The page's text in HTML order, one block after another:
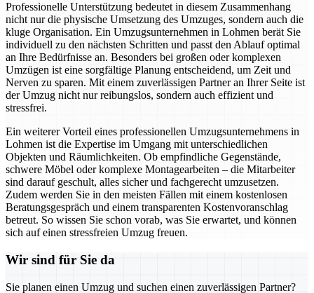
Professionelle Unterstützung bedeutet in diesem Zusammenhang
nicht nur die physische Umsetzung des Umzuges, sondern auch die
kluge Organisation. Ein Umzugsunternehmen in Lohmen berät Sie
individuell zu den nächsten Schritten und passt den Ablauf optimal
an Ihre Bedürfnisse an. Besonders bei großen oder komplexen
Umzügen ist eine sorgfältige Planung entscheidend, um Zeit und
Nerven zu sparen. Mit einem zuverlässigen Partner an Ihrer Seite ist
der Umzug nicht nur reibungslos, sondern auch effizient und
stressfrei.
Ein weiterer Vorteil eines professionellen Umzugsunternehmens in
Lohmen ist die Expertise im Umgang mit unterschiedlichen
Objekten und Räumlichkeiten. Ob empfindliche Gegenstände,
schwere Möbel oder komplexe Montagearbeiten – die Mitarbeiter
sind darauf geschult, alles sicher und fachgerecht umzusetzen.
Zudem werden Sie in den meisten Fällen mit einem kostenlosen
Beratungsgespräch und einem transparenten Kostenvoranschlag
betreut. So wissen Sie schon vorab, was Sie erwartet, und können
sich auf einen stressfreien Umzug freuen.
Wir sind für Sie da
Sie planen einen Umzug und suchen einen zuverlässigen Partner?